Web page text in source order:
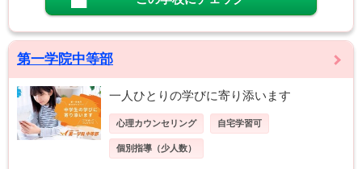
第一学院中等部
一人ひとりの学びに寄り添います
心理カウンセリング 自宅学習可
個別指導（少人数）